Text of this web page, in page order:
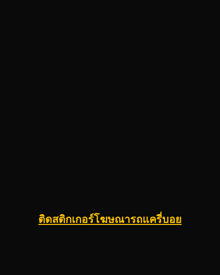
ติดสติกเกอร์โฆษณารถแครี่บอย